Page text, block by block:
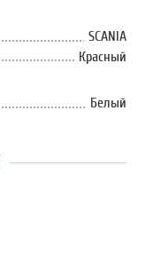
SCANIA
Красный
Белый